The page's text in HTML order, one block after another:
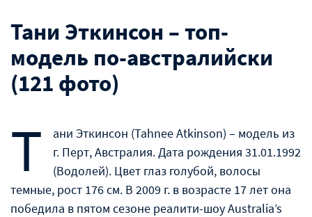
Тани Эткинсон – топ-
модель по-австралийски
(121 фото)
Т
ани Эткинсон (Tahnee Atkinson) – модель из
г. Перт, Австралия. Дата рождения 31.01.1992
(Водолей). Цвет глаз голубой, волосы
темные, рост 176 см. В 2009 г. в возрасте 17 лет она
победила в пятом сезоне реалити-шоу Australia’s